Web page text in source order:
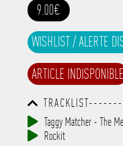
9.00€
WISHLIST / ALERTE
ARTICLE INDISPONIBLE
Taggy Matcher - The
Rockit